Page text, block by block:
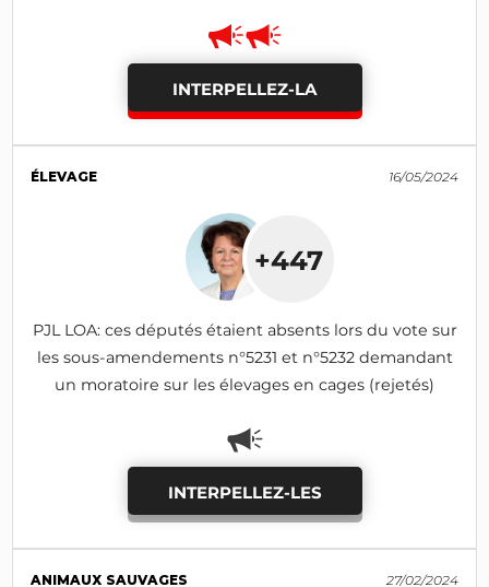
INTERPELLEZ-LA
ÉLEVAGE 16/05/2024
+447
PJL LOA: ces députés étaient absents lors du vote sur
les sous-amendements n°5231 et n°5232 demandant
un moratoire sur les élevages en cages (rejetés)
INTERPELLEZ-LES
ANIMAUX SAUVAGES 27/02/2024